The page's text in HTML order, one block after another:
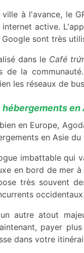
à l'avance, le
active.
sont très
dans le Café
de la
les réseaux de
en
en Europe,
en Asie
imbattable qui
en bord de mer
très souvent
autre atout
payer
dans votre